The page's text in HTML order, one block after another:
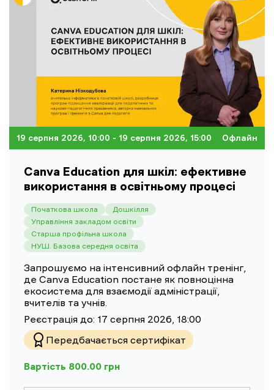
19 серпня 2026, 10:00 - 19 серпня 2026, 15:00 Офлайн
Canva Education для шкіл: ефективне
використання в освітньому процесі
Початкова школа
Дошкілля
Управління закладом освіти
Старша профільна школа
НУШ. Базова середня освіта
Запрошуємо на інтенсивний офлайн тренінг,
де Canva Education постане як повноцінна
екосистема для взаємодії адміністрації,
вчителів та учнів.
Реєстрація до: 17 серпня 2026, 18:00
Передбачається сертифікат
Вартість 800.00 грн